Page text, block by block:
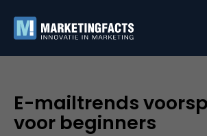
E-mailtrends
voor beginners